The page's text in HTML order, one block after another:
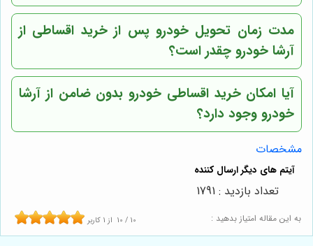
مدت زمان تحویل خودرو پس از خرید اقساطی از
آرشا خودرو چقدر است؟
آیا امکان خرید اقساطی خودرو بدون ضامن از آرشا
خودرو وجود دارد؟
مشخصات
به این مقاله امتیاز بدهید : 10 / 10 از 1 کاربر
تعداد بازدید : 1791